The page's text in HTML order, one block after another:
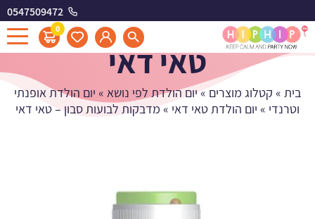
0547509472
0
מדבקות לבועות סבון -
טאי דאי
בית » קטלוג מוצרים » יום הולדת לפי נושא » יום הולדת אופנתי
וטרנדי » יום הולדת טאי דאי » מדבקות לבועות סבון – טאי דאי